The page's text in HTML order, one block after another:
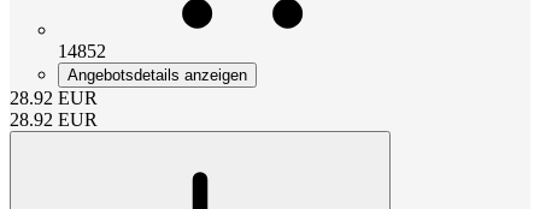
14852
Angebotsdetails anzeigen
28.92 EUR
28.92 EUR